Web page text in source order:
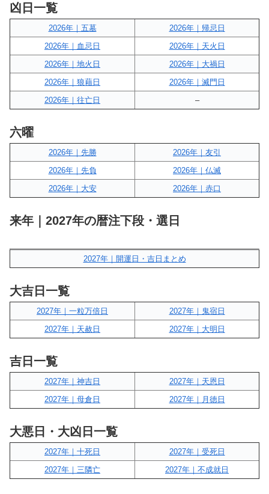
凶日一覧
2026年｜五墓
2026年｜帰忌日
2026年｜血忌日
2026年｜天火日
2026年｜地火日
2026年｜大禍日
2026年｜狼藉日
2026年｜滅門日
2026年｜往亡日
–
六曜
2026年｜先勝
2026年｜友引
2026年｜先負
2026年｜仏滅
2026年｜大安
2026年｜赤口
来年｜2027年の暦注下段・選日
2027年｜開運日・吉日まとめ
大吉日一覧
2027年｜一粒万倍日
2027年｜鬼宿日
2027年｜天赦日
2027年｜大明日
吉日一覧
2027年｜神吉日
2027年｜天恩日
2027年｜母倉日
2027年｜月徳日
大悪日・大凶日一覧
2027年｜十死日
2027年｜受死日
2027年｜三隣亡
2027年｜不成就日